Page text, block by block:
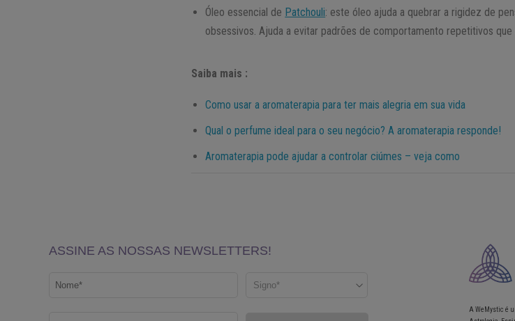
Óleo essencial de Patchouli: este óleo ajuda a quebrar a rigidez de
obsessivos. Ajuda a evitar padrões de comportamento repetitivos
Saiba mais :
Como usar a aromaterapia para ter mais alegria em sua vida
Qual o perfume ideal para o seu negócio? A aromaterapia responde!
Aromaterapia pode ajudar a controlar ciúmes – veja como
A WeMystic é